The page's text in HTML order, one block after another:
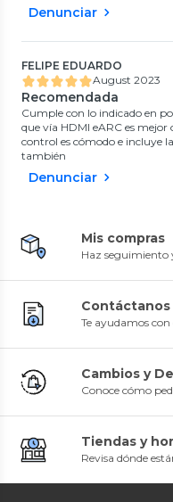
Denunciar
FELIPE EDUARDO
August 2023
Recomendada
Cumple con lo indicado en
que vía HDMI eARC es mejor
control es cómodo e incluye
también
Denunciar
Mis compras
Haz seguimiento
Contáctanos
Te ayudamos
Cambios y
Conoce cómo
Tiendas y
Revisa dónde